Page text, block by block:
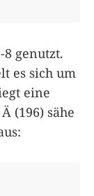
genutzt.
es sich um
eine
(196) sähe